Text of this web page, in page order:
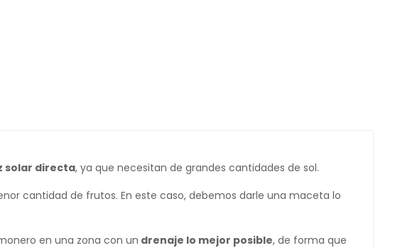
solar directa, ya que necesitan de grandes cantidades de sol.
cantidad de frutos. En este caso, debemos darle una maceta lo
en una zona con un drenaje lo mejor posible, de forma que